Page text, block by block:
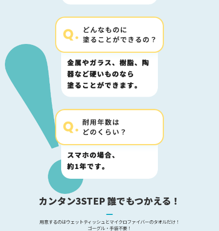
カンタン3STEP 誰でもつかえる！
用意するのはウェットティッシュとマイクロファイバーのタオルだけ！
ゴーグル・手袋不要！